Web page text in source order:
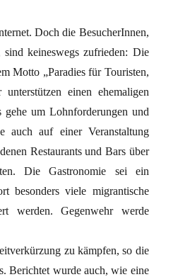
Doch die BesucherInnen,
keineswegs zufrieden: Die
Motto „Paradies für Touristen,
einen ehemaligen
um Lohnforderungen und
auch auf einer Veranstaltung
Restaurants und Bars über
Die Gastronomie sei ein
besonders viele migrantische
werden. Gegenwehr werde
zu kämpfen, so die
Berichtet wurde auch, wie eine